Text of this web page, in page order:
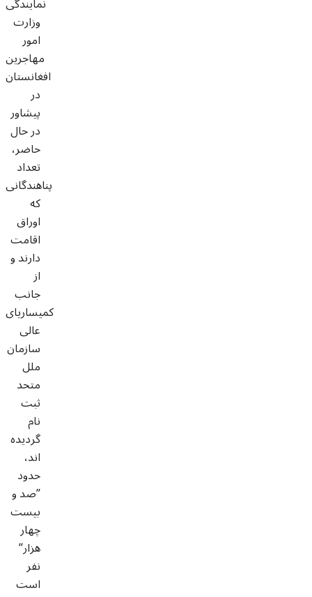
وزارت
امور
مهاجرین
افغانستان
در
پیشاور
در حال
حاضر،
تعداد
پناهندگانی
که
اوراق
اقامت
دارند و
از
جانب
کمیساریای
عالی
سازمان
ملل
متحد
ثبت
نام
گردیده
اند،
حدود
”صد و
بیست
چهار
هزار”
نفر
است